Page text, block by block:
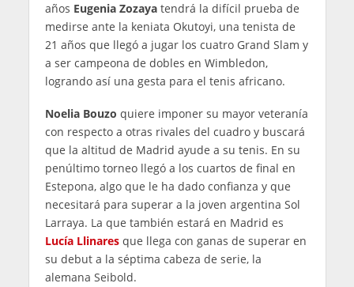
años Eugenia Zozayatendrá la difícil prueba de
medirse ante la keniata Okutoyi, una tenista de
21 años que llegó a jugar los cuatro Grand Slam y
a ser campeona de dobles en Wimbledon,
logrando así una gesta para el tenis africano.
Noelia Bouzo quiere imponer su mayor veteranía
con respecto a otras rivales del cuadro y buscará
que la altitud de Madrid ayude a su tenis. En su
penúltimo torneo llegó a los cuartos de final en
Estepona, algo que le ha dado confianza y que
necesitará para superar a la joven argentina Sol
Larraya. La que también estará en Madrid es
Lucía Llinaresque llega con ganas de superar en
su debut a la séptima cabeza de serie, la
alemana Seibold.